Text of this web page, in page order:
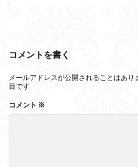
コメントを書く
メールアドレスが公開されることはあり
目です
コメント ※